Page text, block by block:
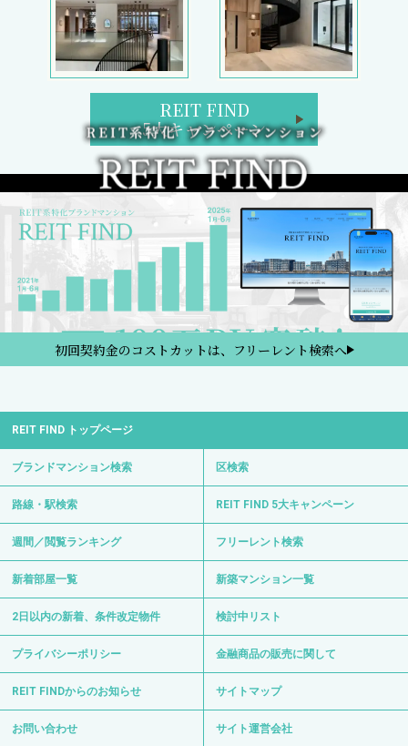
REIT FIND
5大キャンペーン
初回契約金のコストカットは、フリーレント検索へ
REIT FIND トップページ
ブランドマンション検索 区検索
路線・駅検索 REIT FIND 5大キャンペーン
週間／閲覧ランキング フリーレント検索
新着部屋一覧 新築マンション一覧
2日以内の新着、条件改定物件 検討中リスト
プライバシーポリシー 金融商品の販売に関して
REIT FINDからのお知らせ サイトマップ
お問い合わせ サイト運営会社